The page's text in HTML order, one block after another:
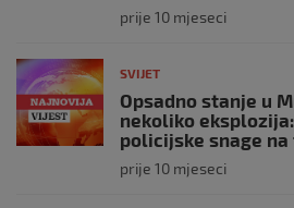
prije 10 mjeseci
SVIJET
Opsadno stanje u
nekoliko
policijske snage na
prije 10 mjeseci